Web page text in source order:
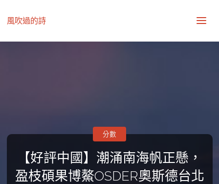
風吹過的詩
【好評中國】潮涌南海帆正懸，
盈枝碩果博鰲OSDER奧斯德台北
分數